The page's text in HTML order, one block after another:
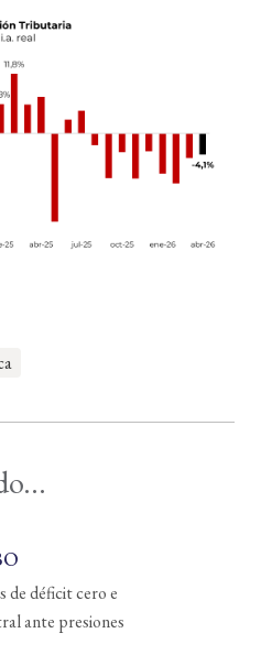
de déficit cero e
ante presiones